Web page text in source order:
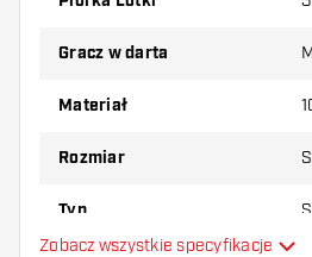
złamane w wyniku
piórek, aby dowiedzieć się,
Gracz w darta
Materiał
Rozmiar
Typ
Zobacz wszystkie specyfikacje